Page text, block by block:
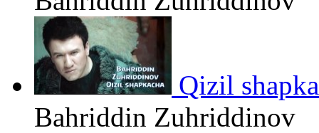
Qizil
Bahriddin Zuhriddinov